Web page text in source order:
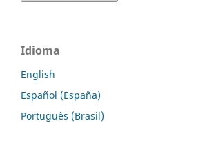
Idioma
English
Español (España)
Português (Brasil)